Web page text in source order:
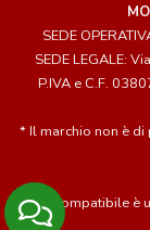
SEDE
SEDE LEGALE:
P.IVA e C.F.
* Il marchio non è di
LaCompatibile è